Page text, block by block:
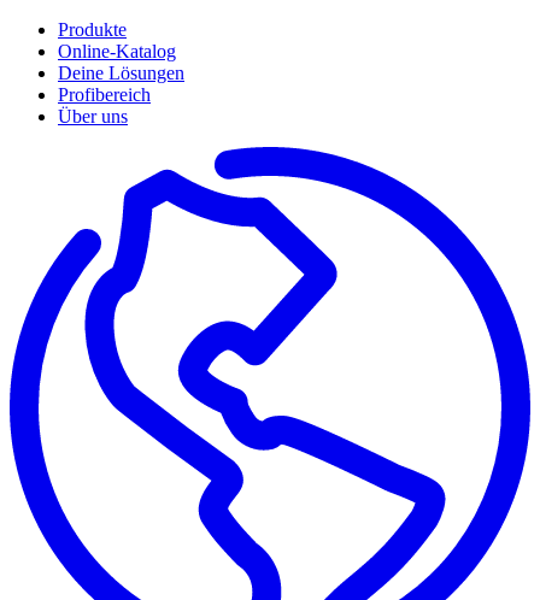
Produkte
Online-Katalog
Deine Lösungen
Profibereich
Über uns